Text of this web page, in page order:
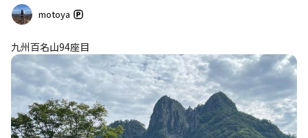
motoya
九州百名山94座目